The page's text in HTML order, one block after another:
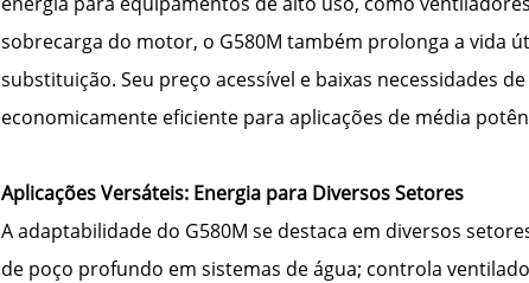
sobrecarga do motor, o G580M também prolonga a vida
substituição. Seu preço acessível e baixas necessidades
economicamente eficiente para aplicações de média
Aplicações Versáteis: Energia para Diversos Setores
A adaptabilidade do G580M se destaca em diversos
de poço profundo em sistemas de água; controla